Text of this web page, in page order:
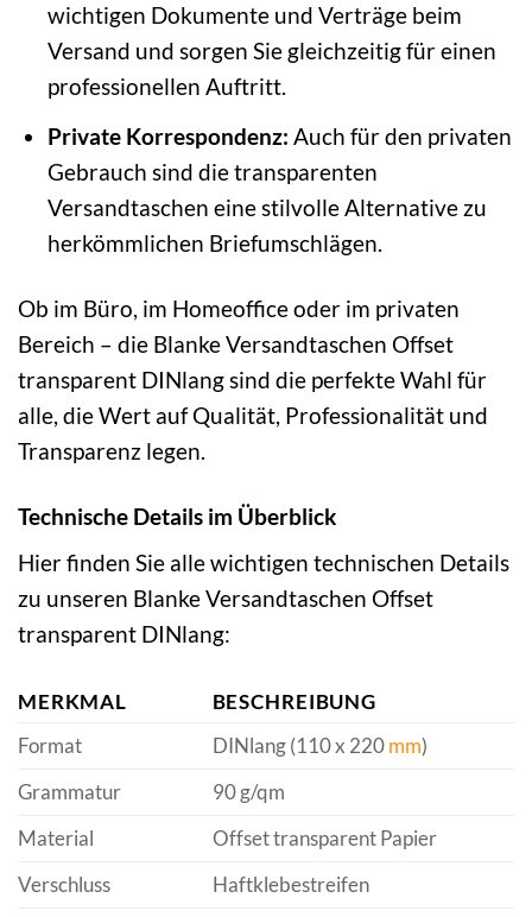
wichtigen Dokumente und Verträge beim
Versand und sorgen Sie gleichzeitig für einen
professionellen Auftritt.
Private Korrespondenz: Auch für den privaten
Gebrauch sind die transparenten
Versandtaschen eine stilvolle Alternative zu
herkömmlichen Briefumschlägen.
Ob im Büro, im Homeoffice oder im privaten
Bereich – die Blanke Versandtaschen Offset
transparent DINlang sind die perfekte Wahl für
alle, die Wert auf Qualität, Professionalität und
Transparenz legen.
Technische Details im Überblick
Hier finden Sie alle wichtigen technischen Details
zu unseren Blanke Versandtaschen Offset
transparent DINlang:
MERKMAL
BESCHREIBUNG
Format
DINlang (110 x 220mm)
Grammatur
90 g/qm
Material
Offset transparent Papier
Verschluss
Haftklebestreifen